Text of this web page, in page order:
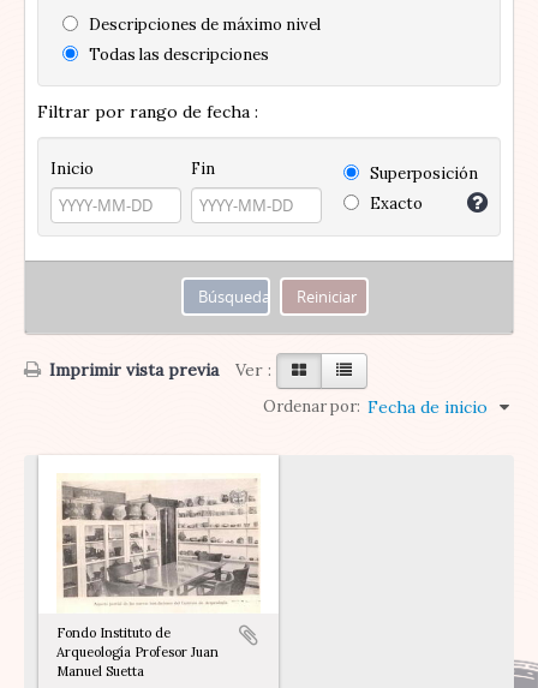
Descripciones de máximo nivel
Todas las descripciones
Filtrar por rango de fecha :
Inicio Fin
Superposición
Exacto
Imprimir vista previa Ver :
Ordenar por: Fecha de inicio
Fondo Instituto de
Arqueología Profesor Juan
Manuel Suetta